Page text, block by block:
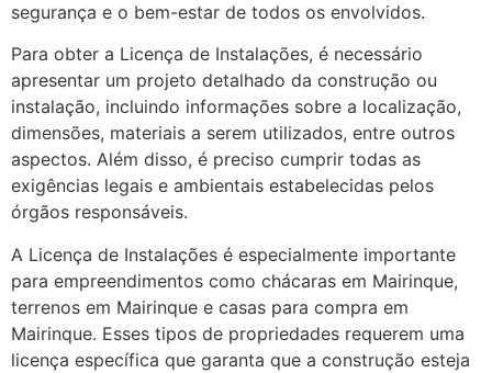
segurança e o bem-estar de todos os envolvidos.
Para obter a Licença de Instalações, é necessário
apresentar um projeto detalhado da construção ou
instalação, incluindo informações sobre a localização,
dimensões, materiais a serem utilizados, entre outros
aspectos. Além disso, é preciso cumprir todas as
exigências legais e ambientais estabelecidas pelos
órgãos responsáveis.
A Licença de Instalações é especialmente importante
para empreendimentos como chácaras em Mairinque,
terrenos em Mairinque e casas para compra em
Mairinque. Esses tipos de propriedades requerem uma
licença específica que garanta que a construção esteja